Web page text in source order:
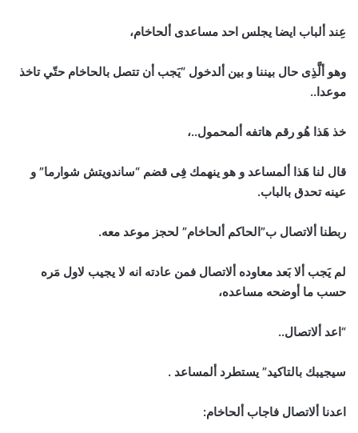
عِند ألباب ايضا يجلس احد مساعدى ألحاخام،
وهو ألَّذِى حال بيننا و بين ألدخول “يَجب أن تتصل بالحاخام حتّي تاخذ
موعدا..
خذ هَذا هُو رقم هاتفه ألمحمول..،
قال لنا هَذا ألمساعد و هو ينهمك فِى قضم “ساندويتش شوارما” و
عينه تحدق بالباب.
ربطنا ألاتصال ب”الحاكم ألحاخام” لحجز موعد معه.
لم يَجب ألا بَعد معاوده ألاتصال فمن عادته انه لا يجيب لاول مَره
حسب ما أوضحه مساعده،
“اعد ألاتصال..
سيجيبك بالتاكيد” يستطرد ألمساعد .
اعدنا ألاتصال فاجاب ألحاخام: